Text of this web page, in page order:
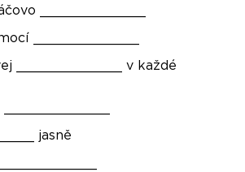
_____________
_____________
_____________ v každé
jasně